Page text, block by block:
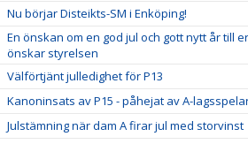
Nu börjar Disteikts-SM i Enköping!
En önskan om en god jul och gott nytt år till
önskar styrelsen
Välförtjänt julledighet för P13
Kanoninsats av P15 - påhejat av A-
Julstämning när dam A firar jul med storvinst